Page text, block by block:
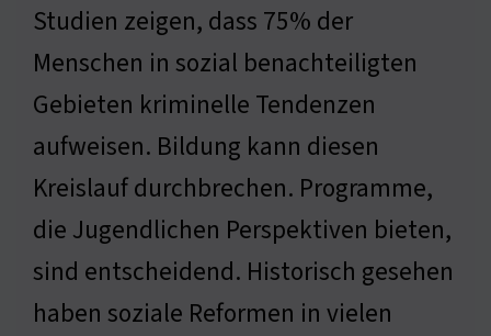
Studien zeigen, dass 75% der
Menschen in sozial benachteiligten
Gebieten kriminelle Tendenzen
aufweisen. Bildung kann diesen
Kreislauf durchbrechen. Programme,
die Jugendlichen Perspektiven bieten,
sind entscheidend. Historisch gesehen
haben soziale Reformen in vielen